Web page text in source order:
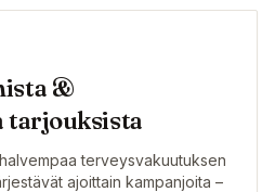
&
tarjouksista
terveysvakuutuksen
ajoittain kampanjoita –